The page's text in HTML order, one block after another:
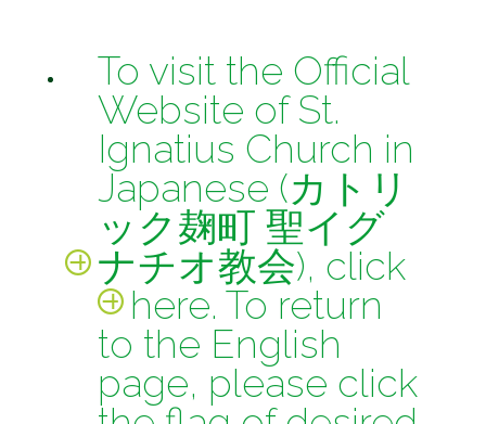
To visit the Official
Website of St.
Ignatius Church in
Japanese (カトリ
ック麹町 聖イグ
ナチオ教会), click
here. To return
to the English
page, please click